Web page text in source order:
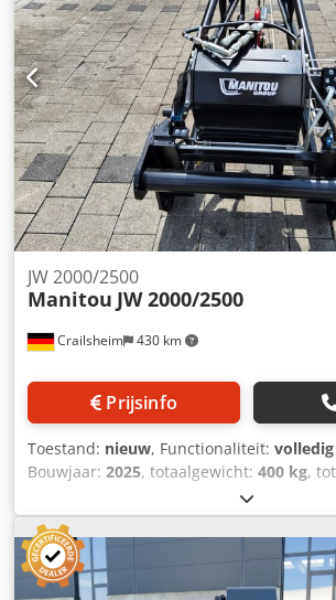
Crailsheim 430 km
JW 2000/2500
Manitou JW 2000/2500
Prijsinfo
Toestand: nieuw, Functionaliteit:
Bouwjaar: 2025, totaalgewicht: 400 kg,
2.600 mm, totale
draagvermogen:2.000 kg, Giekmast lier
Type: JW 2000/2500 Dsdpfjya Ixtsx
Hoogte (mm): 950 Lengte (mm): 2.600
2.000 Gewicht (kg): 400 Breedte (mm): 820